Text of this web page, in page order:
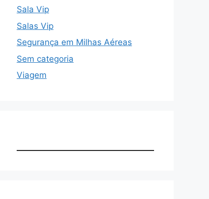
Sala Vip
Salas Vip
Segurança em Milhas Aéreas
Sem categoria
Viagem